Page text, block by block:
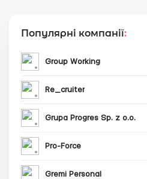
Популярні компанії:
Group Working
Re_cruiter
Grupa Progres Sp. z o.o.
Pro-Force
Gremi Personal